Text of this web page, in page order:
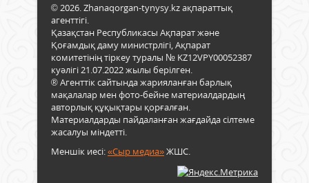
© 2026. Zhanaqorgan-tynysy.kz ақпараттық
агенттігі.
Қазақстан Республикасы Ақпарат және
Қоғамдық даму министрлігі, Ақпарат
комитетінің тіркеу туралы № KZ12VPY00052387
куәлігі 21.07.2022 жылы берілген.
® Агенттік сайтында жарияланған барлық
мақалалар мен фото-бейне материалдардың
авторлық құқықтары қорғалған.
Материалдарды пайдаланған жағдайда сілтеме
жасалуы міндетті.
Меншік иесі:«Сыр медиа»ЖШС.